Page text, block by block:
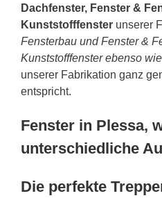
Dachfenster, Fenster &
Kunststofffenster unserer
Fensterbau und Fenster &
Kunststofffenster ebenso
unserer Fabrikation ganz
entspricht.
Fenster in Plessa,
unterschiedliche
Die perfekte